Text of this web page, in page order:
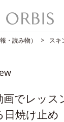
・読み物） スキ
画でレッ
日焼け止め